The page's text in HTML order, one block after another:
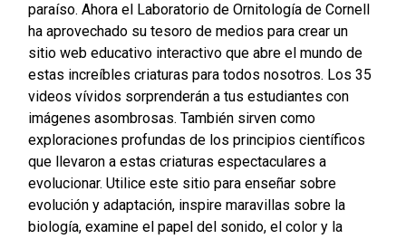
paraíso. Ahora el Laboratorio de Ornitología de Cornell
ha aprovechado su tesoro de medios para crear un
sitio web educativo interactivo que abre el mundo de
estas increíbles criaturas para todos nosotros. Los 35
videos vívidos sorprenderán a tus estudiantes con
imágenes asombrosas. También sirven como
exploraciones profundas de los principios científicos
que llevaron a estas criaturas espectaculares a
evolucionar. Utilice este sitio para enseñar sobre
evolución y adaptación, inspire maravillas sobre la
biología, examine el papel del sonido, el color y la